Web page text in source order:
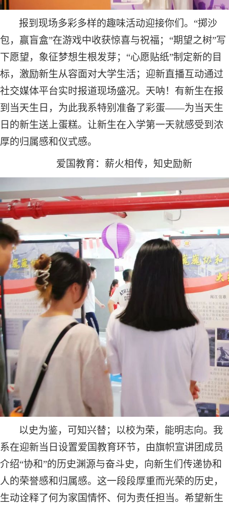
报到 现场多彩多样的趣味活动迎接你们。 “掷沙
包，赢盲盒”在游戏中收获惊喜与祝福；“期望之树”写
下愿望， 象征梦想生根发芽； “心愿贴纸”制定新的目
标，激励新生从容面对大学生活；迎新直播互动通过
社交媒体平台实时报道现场盛况。 天呐！有新生在报
到当天生日 ， 为此我系特别 准备了彩蛋——为当天生
日的新生送上蛋糕。让新生在入学第一天就感受到浓
厚的归属感和仪式感。
爱国教育：薪火相传，知史励新
以史为鉴，可知兴替；以校为荣，能明志向。我
系在迎新当日设置爱国教育环节，由旗帜宣讲团成员
介绍“协和”的历史渊源与奋斗史，向新生们传递协和
人的荣誉感和归属感。这一段段厚重而光荣的历史，
生动诠释了何为家国情怀、何为责任担当。希望新生